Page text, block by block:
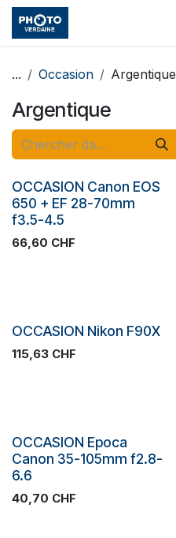
Se rendre au contenu
... Occasion Argentique
Argentique
OCCASION Canon EOS
650 + EF 28-70mm
f3.5-4.5
66,60 CHF
Occasion
OCCASION Nikon F90X
115,63 CHF
Occasion
OCCASION Epoca
Canon 35-105mm f2.8-
6.6
40,70 CHF